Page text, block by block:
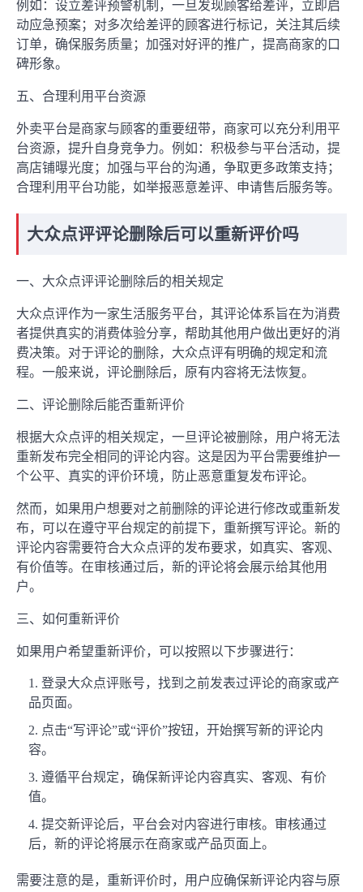
例如：设立差评预警机制，一旦发现顾客给差评，立即启
动应急预案；对多次给差评的顾客进行标记，关注其后续
订单，确保服务质量；加强对好评的推广，提高商家的口
碑形象。
五、合理利用平台资源
外卖平台是商家与顾客的重要纽带，商家可以充分利用平
台资源，提升自身竞争力。例如：积极参与平台活动，提
高店铺曝光度；加强与平台的沟通，争取更多政策支持；
合理利用平台功能，如举报恶意差评、申请售后服务等。
大众点评评论删除后可以重新评价吗
一、大众点评评论删除后的相关规定
大众点评作为一家生活服务平台，其评论体系旨在为消费
者提供真实的消费体验分享，帮助其他用户做出更好的消
费决策。对于评论的删除，大众点评有明确的规定和流
程。一般来说，评论删除后，原有内容将无法恢复。
二、评论删除后能否重新评价
根据大众点评的相关规定，一旦评论被删除，用户将无法
重新发布完全相同的评论内容。这是因为平台需要维护一
个公平、真实的评价环境，防止恶意重复发布评论。
然而，如果用户想要对之前删除的评论进行修改或重新发
布，可以在遵守平台规定的前提下，重新撰写评论。新的
评论内容需要符合大众点评的发布要求，如真实、客观、
有价值等。在审核通过后，新的评论将会展示给其他用
户。
三、如何重新评价
如果用户希望重新评价，可以按照以下步骤进行：
登录大众点评账号，找到之前发表过评论的商家或产
品页面。
点击“写评论”或“评价”按钮，开始撰写新的评论内
容。
遵循平台规定，确保新评论内容真实、客观、有价
值。
提交新评论后，平台会对内容进行审核。审核通过
后，新的评论将展示在商家或产品页面上。
需要注意的是，重新评价时，用户应确保新评论内容与原